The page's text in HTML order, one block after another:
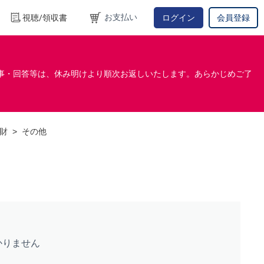
視聴/領収書 お支払い ログイン 会員登録
回答等は、休み明けより順次お返しいたします。あらかじめご了
> その他
ません